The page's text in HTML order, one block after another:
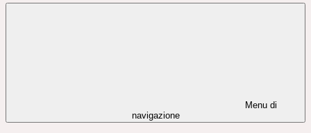
Menu di
navigazione